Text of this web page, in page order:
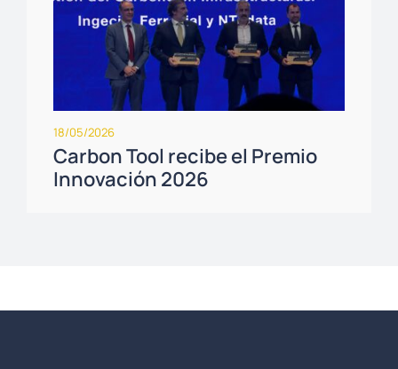
18/05/2026
Carbon Tool recibe el Premio
Innovación 2026